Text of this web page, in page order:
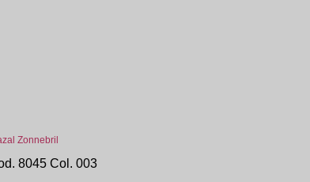
Zonnebril
8045 Col. 003